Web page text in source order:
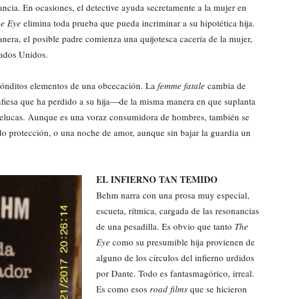
En ocasiones, el detective ayuda secretamente a la mujer en
Eye elimina toda prueba que pueda incriminar a su hipotética hija.
el posible padre comienza una quijotesca cacería de la mujer,
Unidos.
elementos de una obcecación. La femme fatale cambia de
que ha perdido a su hija—de la misma manera en que suplanta
Aunque es una voraz consumidora de hombres, también se
protección, o una noche de amor, aunque sin bajar la guardia un
EL INFIERNO TAN TEMIDO
Behm narra con una prosa muy especial,
escueta, rítmica, cargada de las resonancias
de una pesadilla. Es obvio que tanto The
Eye como su presumible hija provienen de
alguno de los círculos del infierno urdidos
por Dante. Todo es fantasmagórico, irreal.
Es como esos road films que se hicieron